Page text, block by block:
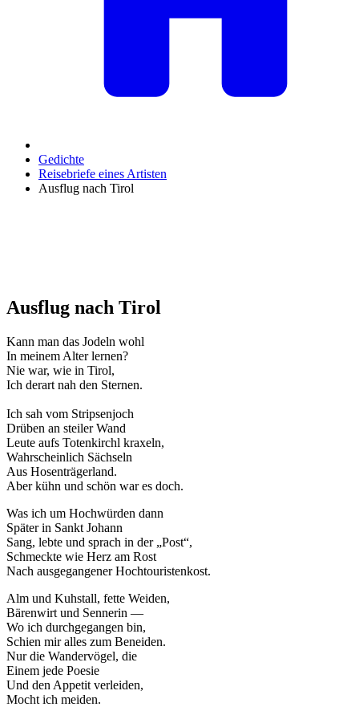
Gedichte
Reisebriefe eines Artisten
Ausflug nach Tirol
Ausflug nach Tirol
Kann man das Jodeln wohl
In meinem Alter lernen?
Nie war, wie in Tirol,
Ich derart nah den Sternen.
Ich sah vom Stripsenjoch
Drüben an steiler Wand
Leute aufs Totenkirchl kraxeln,
Wahrscheinlich Sächseln
Aus Hosenträgerland.
Aber kühn und schön war es doch.
Was ich um Hochwürden dann
Später in Sankt Johann
Sang, lebte und sprach in der „Post“,
Schmeckte wie Herz am Rost
Nach ausgegangener Hochtouristenkost.
Alm und Kuhstall, fette Weiden,
Bärenwirt und Sennerin —
Wo ich durchgegangen bin,
Schien mir alles zum Beneiden.
Nur die Wandervögel, die
Einem jede Poesie
Und den Appetit verleiden,
Mocht ich meiden.